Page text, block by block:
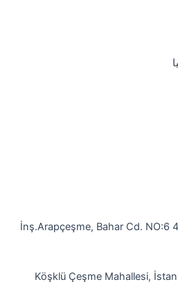
İnş.Arapçeşme, Bahar Cd. NO:6
Köşklü Çeşme Mahallesi,